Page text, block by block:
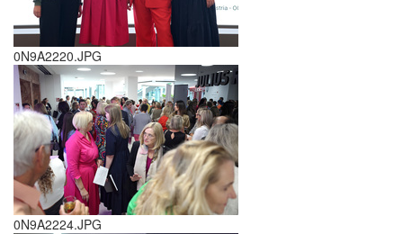
0N9A2220.JPG
0N9A2224.JPG